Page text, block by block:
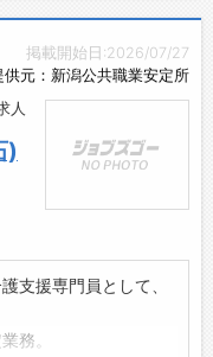
掲載開始日:2026/07/27
供元：新潟公共職業安定所
人
)
支援専門員として、
務。